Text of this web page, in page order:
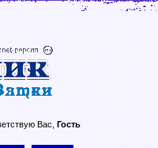
Вас Гость